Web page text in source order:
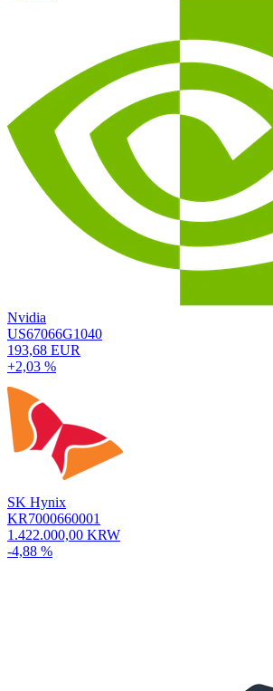
Nvidia
US67066G1040
193,68 EUR
+2,03 %
SK Hynix
KR7000660001
1.422.000,00 KRW
-4,88 %